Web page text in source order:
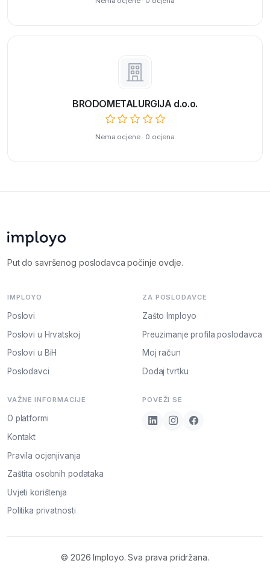
BRODOMETALURGIJA d.o.o.
Nema ocjene · 0 ocjena
Put do savršenog poslodavca počinje ovdje.
IMPLOYO
Poslovi
Poslovi u Hrvatskoj
Poslovi u BiH
Poslodavci
ZA POSLODAVCE
Zašto Imployo
Preuzimanje profila poslodavca
Moj račun
Dodaj tvrtku
VAŽNE INFORMACIJE
O platformi
Kontakt
Pravila ocjenjivanja
Zaštita osobnih podataka
Uvjeti korištenja
Politika privatnosti
POVEŽI SE
© 2026 Imployo. Sva prava pridržana.